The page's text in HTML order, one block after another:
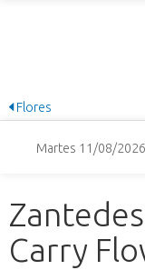
Flores
Martes 11/08/2026
Carry